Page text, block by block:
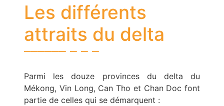
Les différents
attraits du delta
Parmi les douze provinces du delta du
Mékong, Vin Long, Can Tho et Chan Doc font
partie de celles qui se démarquent :